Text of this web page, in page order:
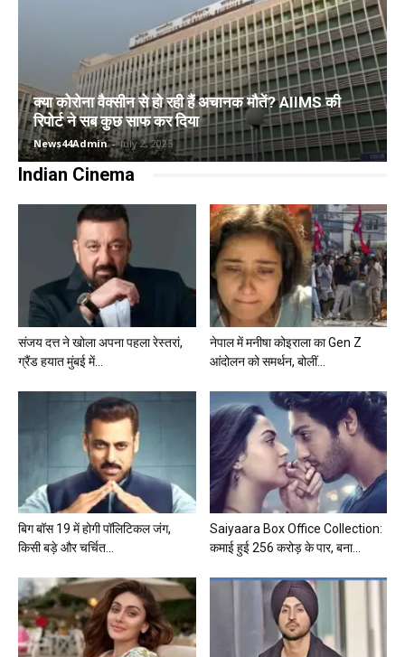
क्या कोरोना वैक्सीन से हो रही हैं अचानक मौतें? AIIMS की
रिपोर्ट ने सब कुछ साफ कर दिया
News44Admin - July 2, 2025
Indian Cinema
संजय दत्त ने खोला अपना पहला रेस्तरां,
ग्रैंड हयात मुंबई में...
नेपाल में मनीषा कोइराला का Gen Z
आंदोलन को समर्थन, बोलीं...
बिग बॉस 19 में होगी पॉलिटिकल जंग,
किसी बड़े और चर्चित...
Saiyaara Box Office Collection:
कमाई हुई 256 करोड़ के पार, बना...